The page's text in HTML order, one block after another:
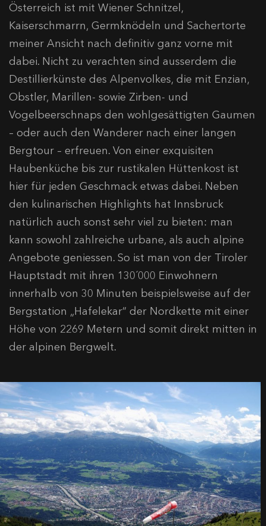
Österreich ist mit Wiener Schnitzel,
Kaiserschmarrn, Germknödeln und Sachertorte
meiner Ansicht nach definitiv ganz vorne mit
dabei. Nicht zu verachten sind ausserdem die
Destillierkünste des Alpenvolkes, die mit Enzian,
Obstler, Marillen- sowie Zirben- und
Vogelbeerschnaps den wohlgesättigten Gaumen
– oder auch den Wanderer nach einer langen
Bergtour – erfreuen. Von einer exquisiten
Haubenküche bis zur rustikalen Hüttenkost ist
hier für jeden Geschmack etwas dabei. Neben
den kulinarischen Highlights hat Innsbruck
natürlich auch sonst sehr viel zu bieten: man
kann sowohl zahlreiche urbane, als auch alpine
Angebote geniessen. So ist man von der Tiroler
Hauptstadt mit ihren 130´000 Einwohnern
innerhalb von 30 Minuten beispielsweise auf der
Bergstation „Hafelekar“ der Nordkette mit einer
Höhe von 2269 Metern und somit direkt mitten in
der alpinen Bergwelt.